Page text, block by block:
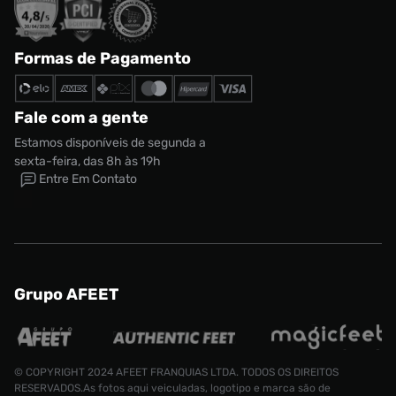
Formas de Pagamento
Fale com a gente
Estamos disponíveis de segunda a
sexta-feira, das 8h às 19h
Entre Em Contato
Grupo AFEET
© COPYRIGHT 2024 AFEET FRANQUIAS LTDA. TODOS OS DIREITOS
RESERVADOS.As fotos aqui veiculadas, logotipo e marca são de